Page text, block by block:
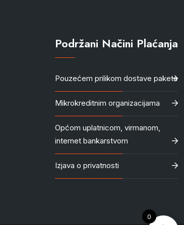
Podržani Načini Plaćanja
Pouzećem prilikom dostave paketa
Mikrokreditnim organizacijama
Općom uplatnicom, virmanom,
internet bankarstvom
Izjava o privatnosti
0